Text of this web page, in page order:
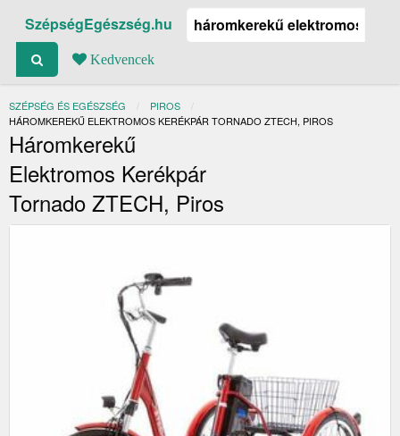
SzépségEgészség.hu
Kedvencek
SZÉPSÉG ÉS EGÉSZSÉG
PIROS
JELENLEGI:
HÁROMKEREKŰ ELEKTROMOS KERÉKPÁR TORNADO ZTECH, PIROS
Háromkerekű
Elektromos Kerékpár
Tornado ZTECH, Piros